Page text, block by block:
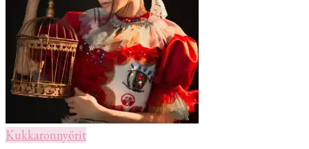
Kukkaronnyörit